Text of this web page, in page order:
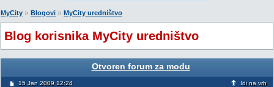
MyCity » Blogovi » MyCity uredništvo
Blog korisnika MyCity uredništvo
Otvoren forum za modu
15 Jan 2009 12:24 Idi na vrh